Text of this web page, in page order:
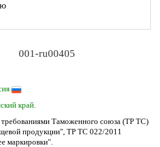
001-ru00405
край.
требованиями Таможенного союза (ТР ТС)
продукции", ТР ТС 022/2011
маркировки".